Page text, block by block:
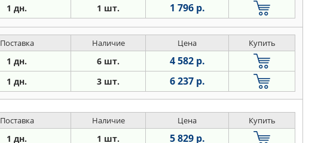
1 дн. 1 шт. 1 796 р.
Поставка Наличие Цена Купить
1 дн. 6 шт. 4 582 р.
1 дн. 3 шт. 6 237 р.
Поставка Наличие Цена Купить
1 дн. 1 шт. 5 829 р.